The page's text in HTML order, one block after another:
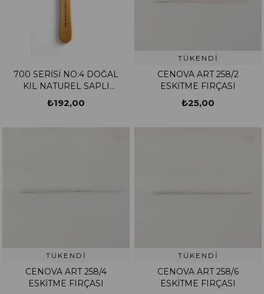
700 SERİSİ NO:4 DOĞAL
KIL NATUREL SAPLI
ESKİTME FIRÇASI
₺192,00
TÜKENDI
CENOVA ART 258/2
ESKİTME FIRÇASI
₺25,00
TÜKENDI
CENOVA ART 258/4
ESKİTME FIRÇASI
TÜKENDI
CENOVA ART 258/6
ESKİTME FIRÇASI